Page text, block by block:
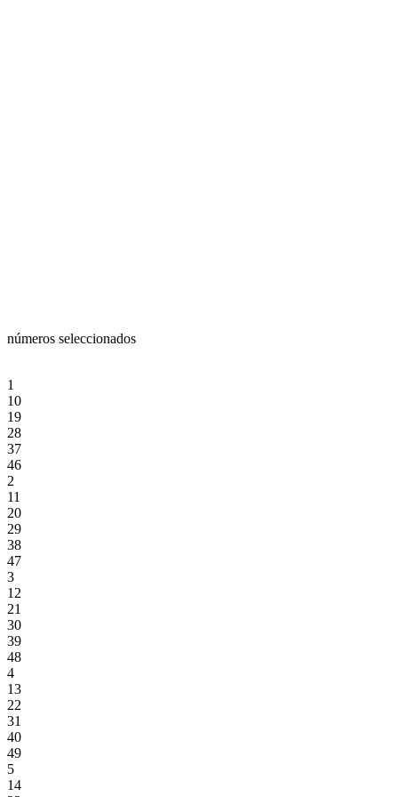
números seleccionados
1
10
19
28
37
46
2
11
20
29
38
47
3
12
21
30
39
48
4
13
22
31
40
49
5
14